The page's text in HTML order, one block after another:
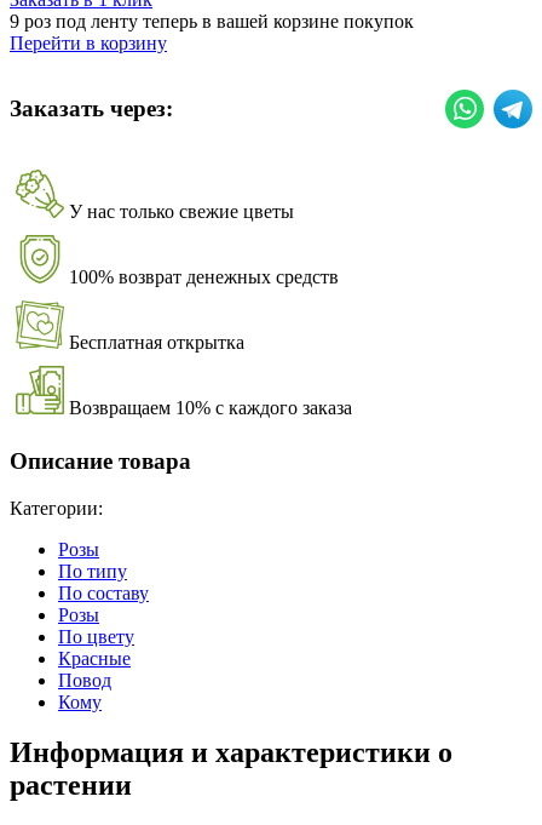
9 роз под ленту теперь в вашей корзине покупок
Перейти в корзину
Заказать через:
У нас только свежие цветы
100% возврат денежных средств
Бесплатная открытка
Возвращаем 10% с каждого заказа
Описание товара
Категории:
Розы
По типу
По составу
Розы
По цвету
Красные
Повод
Кому
Информация и характеристики о
растении